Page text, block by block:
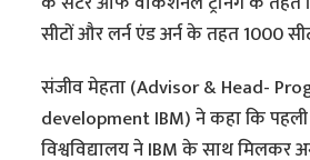
सीटों और लर्न एंड अर्न के तहत 1000
संजीव मेहता (Advisor & Head-
development IBM) ने कहा कि पहली
विश्वविद्यालय ने IBM के साथ मिलकर